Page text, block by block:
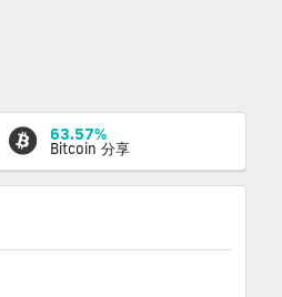
63.57%
Bitcoin 分享